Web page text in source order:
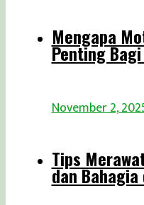
Mengapa
Penting
November 2,
Tips
dan Bahagia